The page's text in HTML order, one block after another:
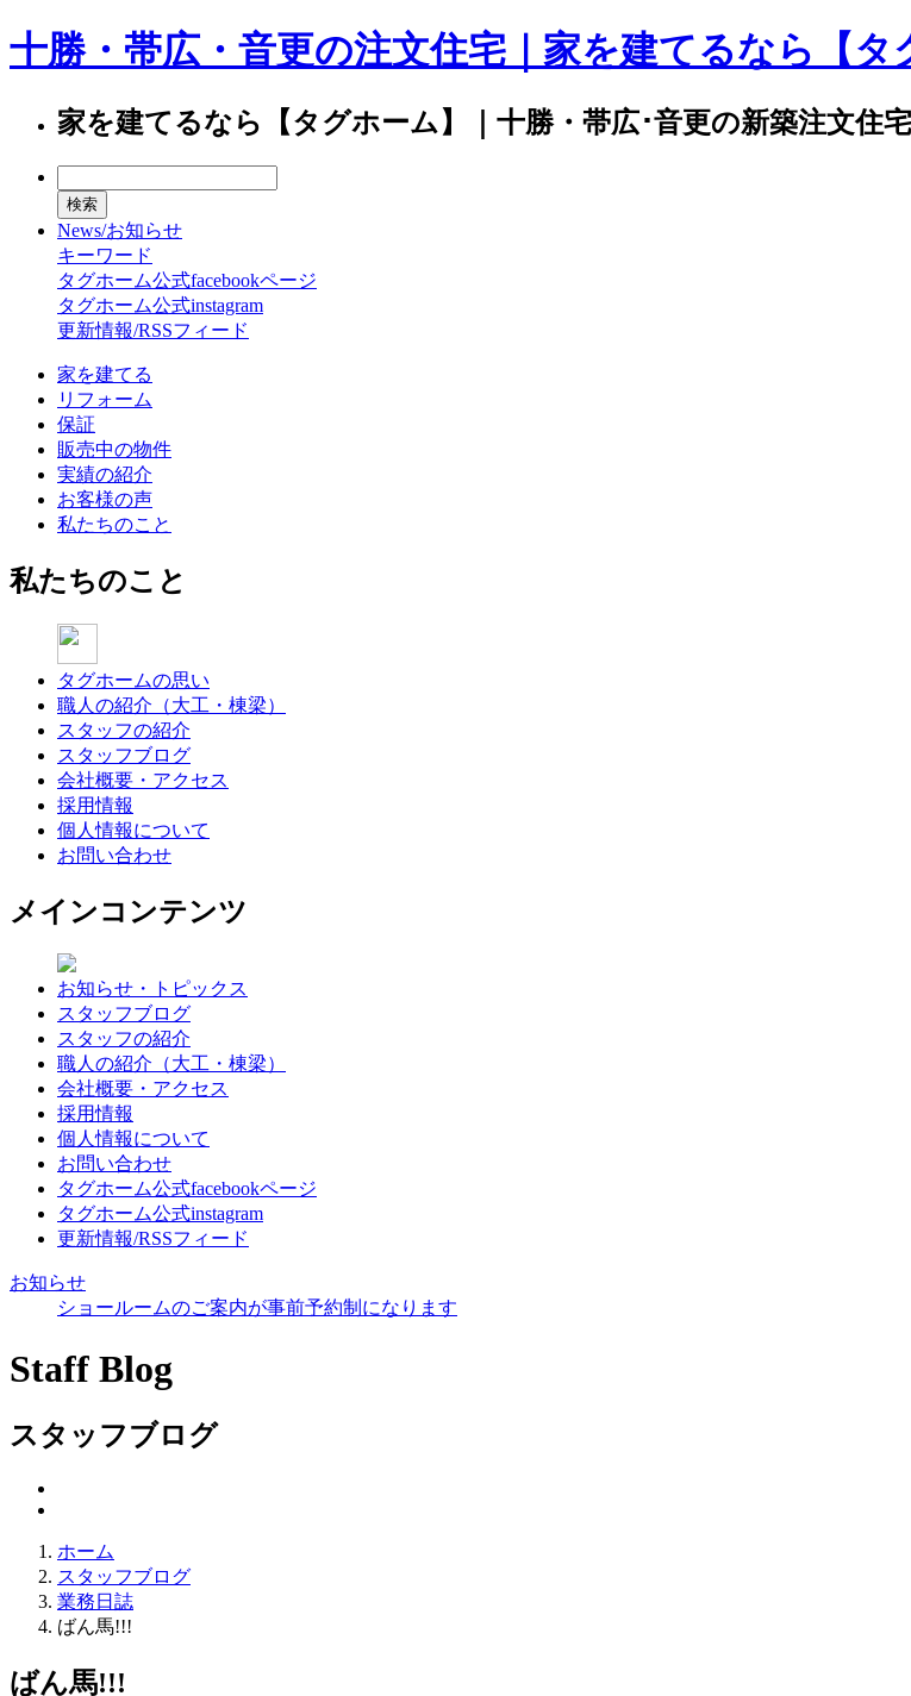
十勝・帯広・音更の注文住宅｜家を建てるなら【タ
家を建てるなら【タグホーム】｜十勝・帯広･音更の新築注文住
News/お知らせ
キーワード
タグホーム公式facebookページ
タグホーム公式instagram
更新情報/RSSフィード
家を建てる
リフォーム
保証
販売中の物件
実績の紹介
お客様の声
私たちのこと
私たちのこと
タグホームの思い
職人の紹介（大工・棟梁）
スタッフの紹介
スタッフブログ
会社概要・アクセス
採用情報
個人情報について
お問い合わせ
メインコンテンツ
お知らせ・トピックス
スタッフブログ
スタッフの紹介
職人の紹介（大工・棟梁）
会社概要・アクセス
採用情報
個人情報について
お問い合わせ
タグホーム公式facebookページ
タグホーム公式instagram
更新情報/RSSフィード
お知らせ
ショールームのご案内が事前予約制になります
Staff Blog
スタッフブログ
ホーム
スタッフブログ
業務日誌
ばん馬!!!
ばん馬!!!